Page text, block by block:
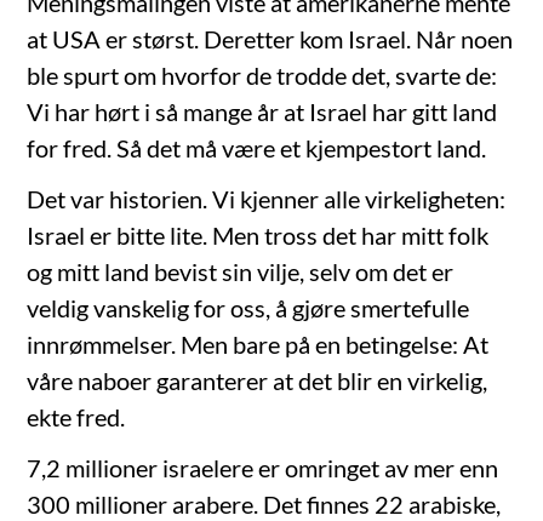
at USA er størst. Deretter kom Israel. Når noen
ble spurt om hvorfor de trodde det, svarte de:
Vi har hørt i så mange år at Israel har gitt land
for fred. Så det må være et kjempestort land.
Det var historien. Vi kjenner alle virkeligheten:
Israel er bitte lite. Men tross det har mitt folk
og mitt land bevist sin vilje, selv om det er
veldig vanskelig for oss, å gjøre smertefulle
innrømmelser. Men bare på en betingelse: At
våre naboer garanterer at det blir en virkelig,
ekte fred.
7,2 millioner israelere er omringet av mer enn
300 millioner arabere. Det finnes 22 arabiske,